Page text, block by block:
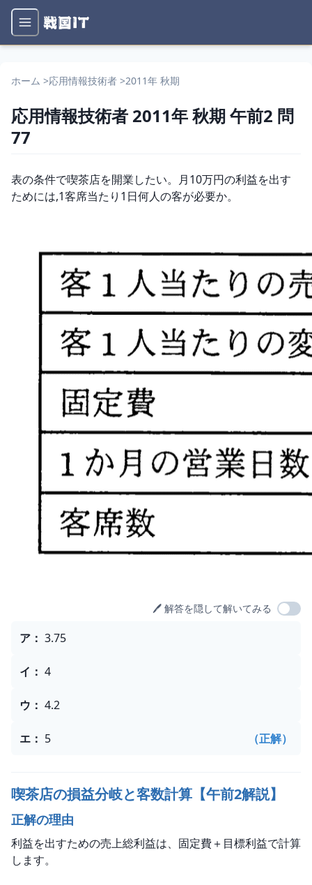
ホーム >応用情報技術者 >2011年 秋期
応用情報技術者 2011年 秋期午前2 問
77
問題文
表の条件で喫茶店を開業したい。月10万円の利益を出す
ためには,1客席当たり1日何人の客が必要か。
🖊️ 解答を隠して解いてみる
選択肢
ア ： 3.75
イ ： 4
ウ ： 4.2
エ ： 5 （正解）
喫茶店の損益分岐と客数計算【午前2解説】
正解の理由
利益を出すための売上総利益は、固定費＋目標利益で計算
します。